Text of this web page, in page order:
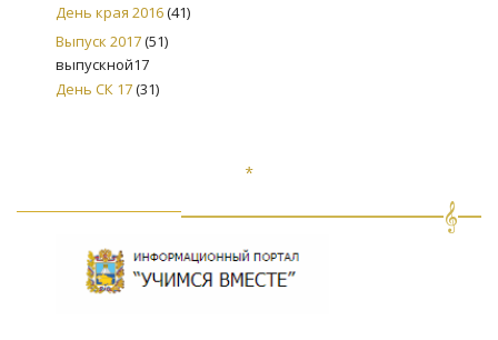
День края 2016(41)
Выпуск 2017(51)
выпускной17
День СК 17(31)
*